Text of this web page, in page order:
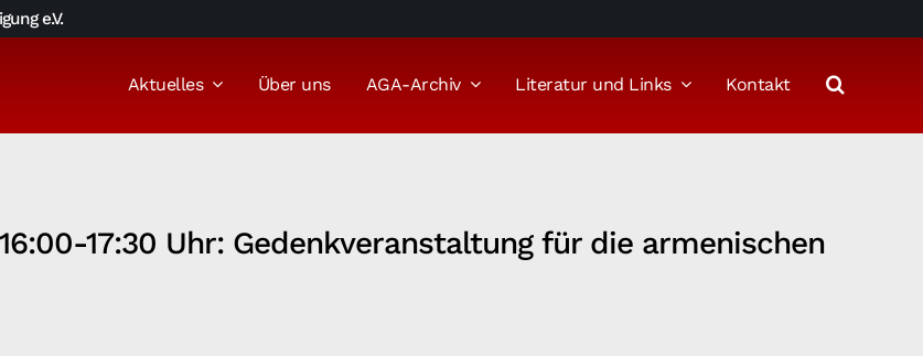
e.V.
Aktuelles Über uns AGA-Archiv Literatur und Links Kontakt
17:30 Uhr: Gedenkveranstaltung für die armenischen